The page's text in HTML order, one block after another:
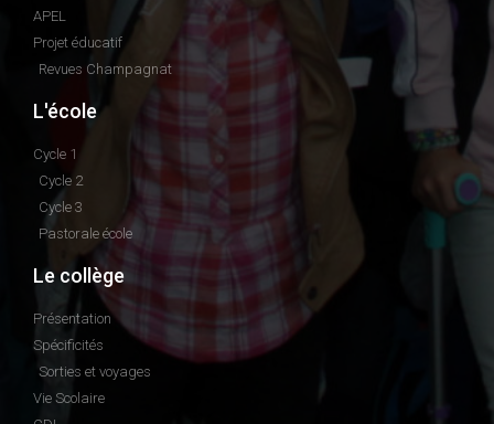
APEL
Projet éducatif
Revues Champagnat
L'école
Cycle 1
Cycle 2
Cycle 3
Pastorale école
Le collège
Présentation
Spécificités
Sorties et voyages
Vie Scolaire